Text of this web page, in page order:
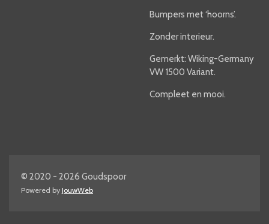
Bumpers met ‘hoorns’.
Zonder interieur.
Gemerkt: Wiking-Germany
VW 1500 Variant.
Compleet en mooi.
© 2020 - 2026 Goudspoor
Powered by JouwWeb